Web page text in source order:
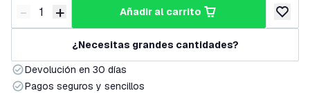
Disminuir cantidad
- Aumentar cantidad
+ añadir al carrito
añadir
¿Necesitas grandes cantidades?
Devolución en 30 días
Pagos seguros y sencillos